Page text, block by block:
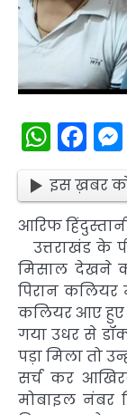
इस ख़बर
आरिफ
उत्तराखंड के
मिसाल देखने
पिरान
कलियर आए हुए
गया उधर से
पड़ा मिला तो
सर्च कर
मोबाइल